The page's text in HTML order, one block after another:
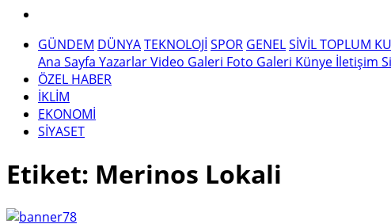
GÜNDEM DÜNYATEKNOLOJİ SPOR GENELSİVİL TOPLUM
Ana Sayfa YazarlarVideo Galeri Foto Galeri Künye İletişim
ÖZEL HABER
İKLİM
EKONOMİ
SİYASET
Etiket: Merinos Lokali